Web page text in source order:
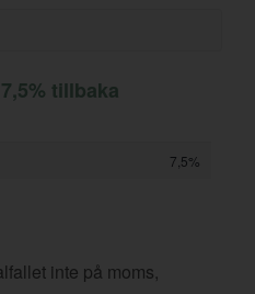
tillbaka
7,5%
inte på moms,